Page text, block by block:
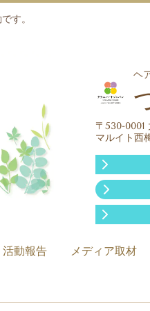
す。
ヘ
〒530-0001
マルイト西
活動報告 メディア取材